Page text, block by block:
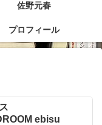
佐野元春
プロフィール
ebisu